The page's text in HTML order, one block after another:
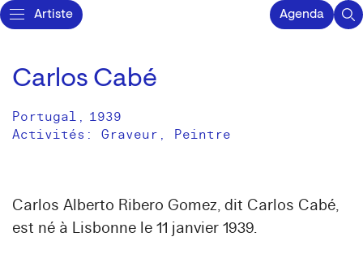
Artiste Agenda
Carlos Cabé
Portugal , 1939
Activités: Graveur Peintre
Carlos Alberto Ribero Gomez, dit Carlos Cabé,
est né à Lisbonne le 11 janvier 1939.